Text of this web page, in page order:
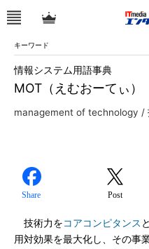
キーワード
MOT（えむおーてぃ）
情報システム用語事典
management of technology /
Share Post
技術力をコアコンピタンス
用対効果を最大化し、その事